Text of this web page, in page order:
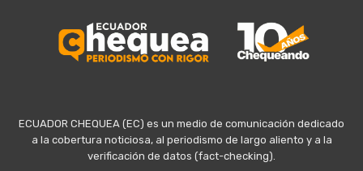
ECUADOR CHEQUEA (EC) es un medio de comunicación dedicado
a la cobertura noticiosa, al periodismo de largo aliento y a la
verificación de datos (fact-checking).